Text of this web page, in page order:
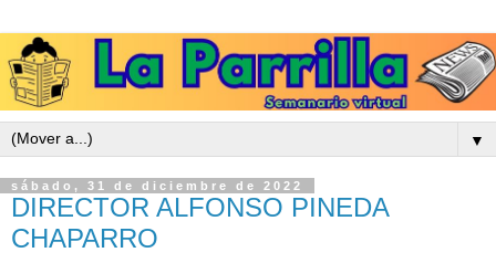
▼
sábado, 31 de diciembre de 2022
DIRECTOR ALFONSO PINEDA
CHAPARRO